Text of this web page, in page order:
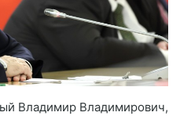
Владимир Владимирович,